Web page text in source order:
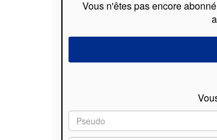
Vous n'êtes pas encore